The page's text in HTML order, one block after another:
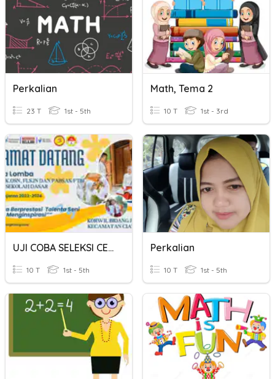
Perkalian
23 T 1st - 5th
Math, Tema 2
10 T 1st - 3rd
UJI COBA SELEKSI CERDAS CERMAT TINGKAT SEKOLAH DASAR KEC.CIAWIGE
10 T 1st - 5th
Perkalian
10 T 1st - 5th